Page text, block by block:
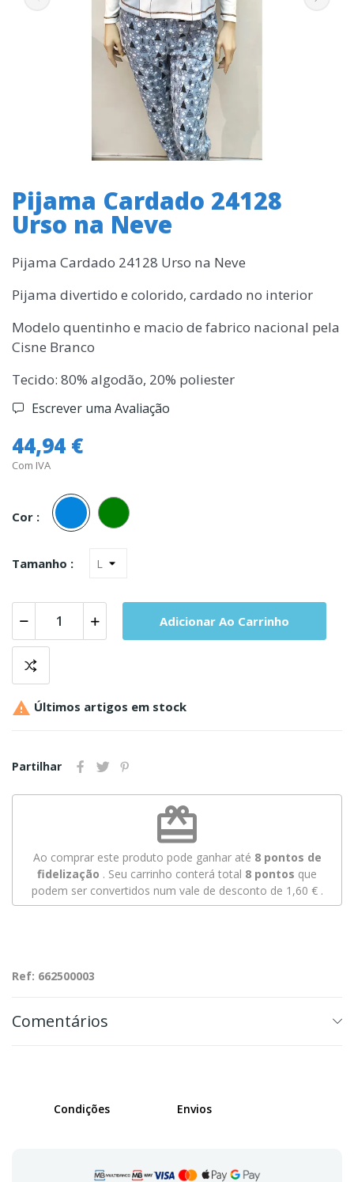
Pijama Cardado 24128
Urso na Neve
Pijama Cardado 24128 Urso na Neve
Pijama divertido e colorido, cardado no interior
Modelo quentinho e macio de fabrico nacional pela
Cisne Branco
Tecido: 80% algodão, 20% poliester
Escrever uma Avaliação
44,94 €
Com IVA
Cor :
Azul
Tamanho :
Adicionar Ao Carrinho
 Últimos artigos em stock
Partilhar
redeem
Ao comprar este produto pode ganhar até 8pontos de
fidelização . Seu carrinho conterá total 8 pontos que
podem ser convertidos num vale de desconto de 1,60 €.
Ref: 662500003
Comentários
Condições Envios